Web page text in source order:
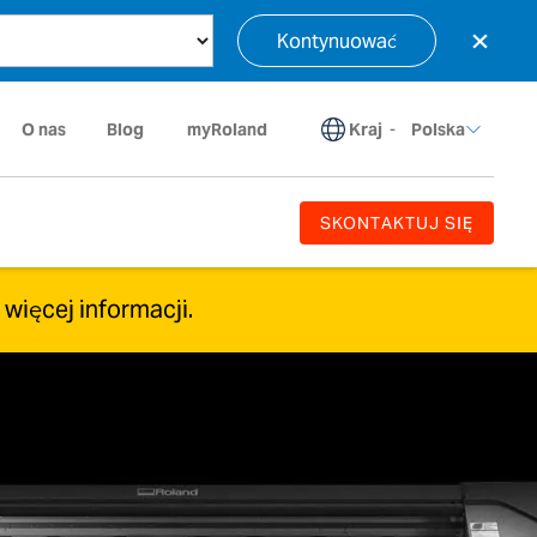
Kontynuować ×
O nas Blog myRoland Kraj - Polska
SKONTAKTUJ SIĘ
informacji.